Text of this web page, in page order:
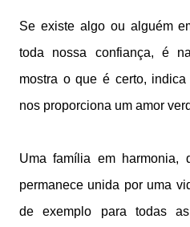
Se existe algo ou alguém
toda nossa confiança, é
mostra o que é certo,
nos proporciona um amor
Uma família em harmonia,
permanece unida por uma
de exemplo para todas